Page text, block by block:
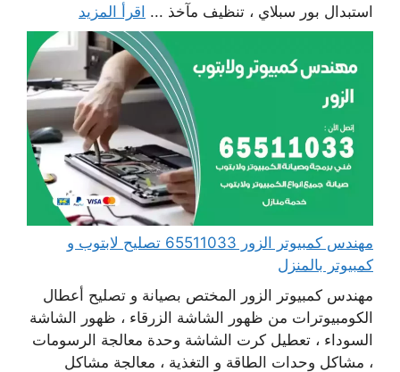
استبدال بور سبلاي ، تنظيف مآخذ ... اقرأ المزيد
مهندس كمبيوتر الزور 65511033 تصليح لابتوب و
كمبيوتر بالمنزل
مهندس كمبيوتر الزور المختص بصيانة و تصليح أعطال
الكومبيوترات من ظهور الشاشة الزرقاء ، ظهور الشاشة
السوداء ، تعطيل كرت الشاشة وحدة معالجة الرسومات
، مشاكل وحدات الطاقة و التغذية ، معالجة مشاكل